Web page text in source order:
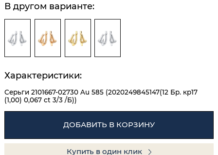
В другом варианте:
Характеристики:
Серьги 2101667-02730 Au 585 (2020249845147(12 Бр. кр17
(1,00) 0,067 ct 3/3 /Б))
ДОБАВИТЬ В КОРЗИНУ
Купить в один клик